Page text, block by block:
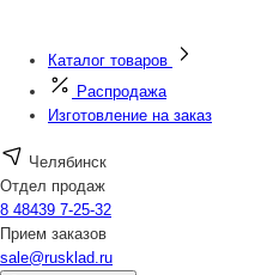
Каталог товаров
Распродажа
Изготовление на заказ
Челябинск
Отдел продаж
8 48439 7-25-32
Прием заказов
sale@rusklad.ru